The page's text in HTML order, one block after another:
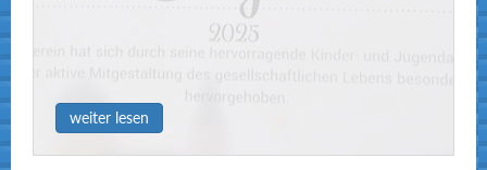
weiter lesen